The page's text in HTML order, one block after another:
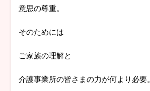
意思の尊重。
そのためには
ご家族の理解と
介護事業所の皆さまの力が何より必要。